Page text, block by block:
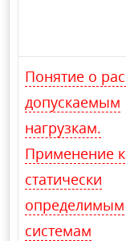
Понятие о
допускаемым
нагрузкам.
Применение к
статически
определимым
системам